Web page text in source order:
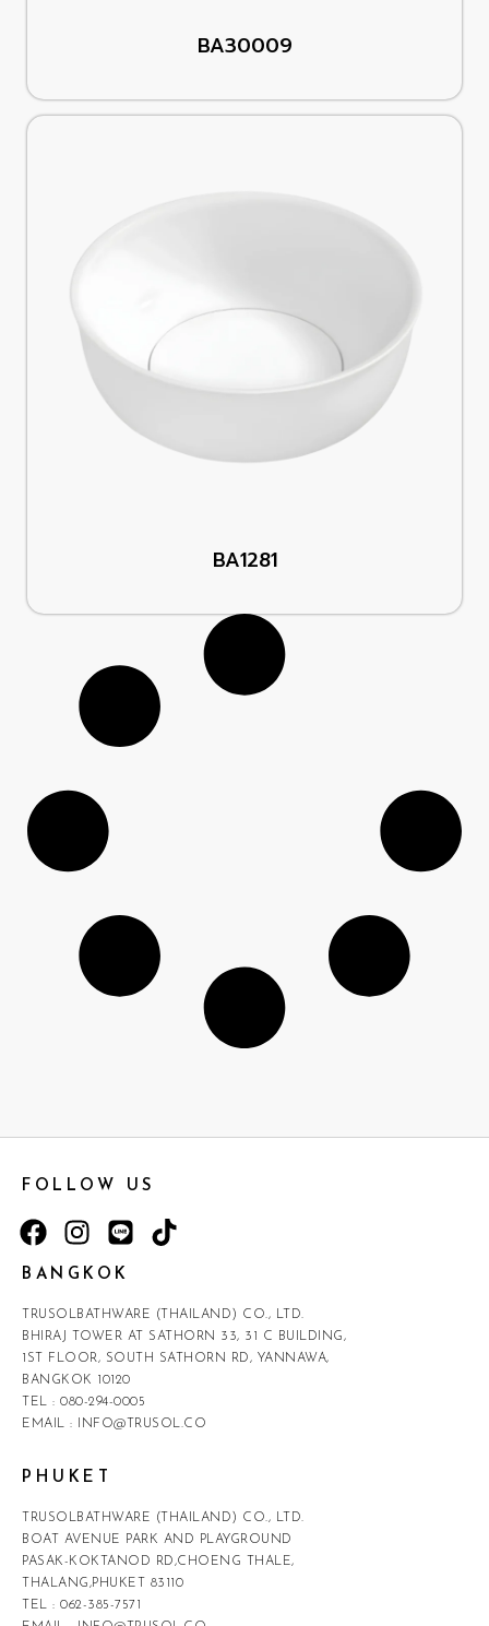
BA30009
BA1281
FOLLOW US
BANGKOK
TRUSOLBATHWARE (THAILAND) CO., LTD.
BHIRAJ TOWER AT SATHORN 33, 31 C BUILDING,
1ST FLOOR, SOUTH SATHORN RD, YANNAWA,
BANGKOK 10120
TEL : 080-294-0005
EMAIL :
INFO@TRUSOL.CO
PHUKET
TRUSOLBATHWARE (THAILAND) CO., LTD.
BOAT AVENUE PARK AND PLAYGROUND
PASAK-KOKTANOD RD,CHOENG THALE,
THALANG,PHUKET 83110
TEL : 062-385-7571